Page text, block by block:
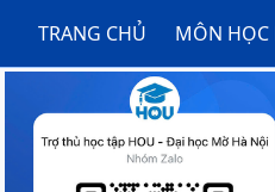
TRANG CHỦ MÔN HỌC